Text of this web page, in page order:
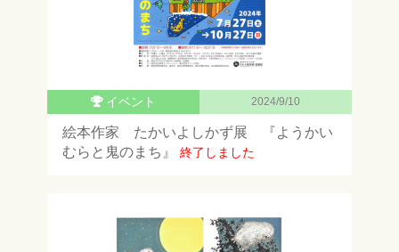
イベント 2024/9/10
絵本作家 たかいよしかず展 『ようかい
むらと鬼のまち』
終了しました